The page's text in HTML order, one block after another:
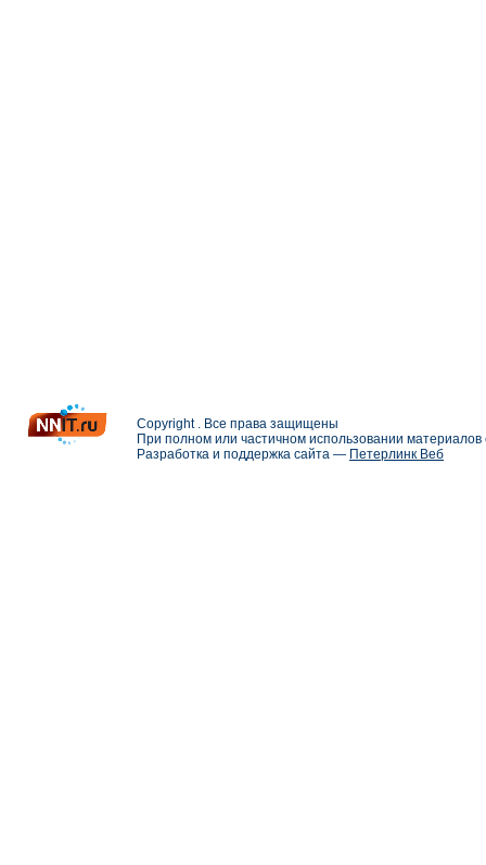
Copyright . Все права защищены
При полном или частичном использовании
Разработка и поддержка сайта — Петерлинк Веб